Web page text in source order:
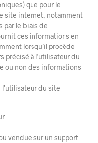
que pour le
site internet, notamment
par le biais de
ces informations en
lorsqu’il procède
précisé à l’utilisateur du
ou non des informations
du site
vendue sur un support